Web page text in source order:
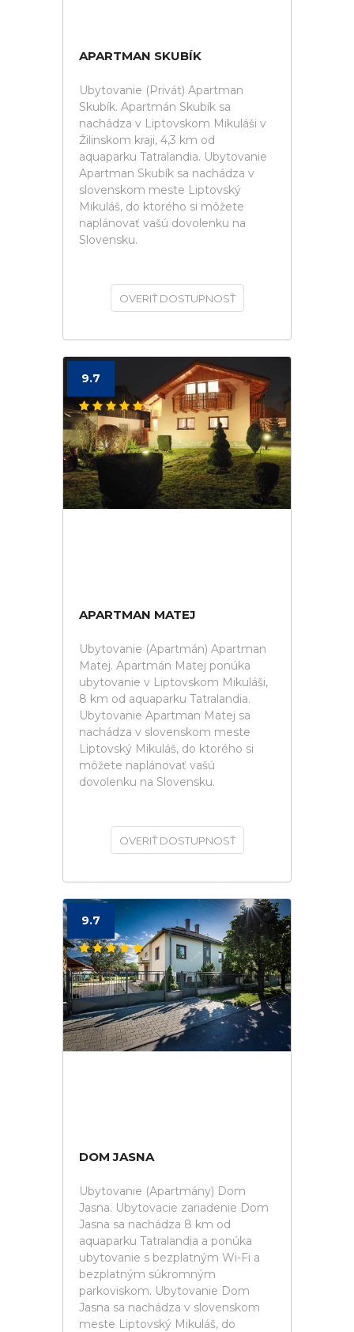
APARTMAN SKUBÍK
Ubytovanie (Privát) Apartman
Skubík. Apartmán Skubík sa
nachádza v Liptovskom Mikuláši v
Žilinskom kraji, 4,3 km od
aquaparku Tatralandia. Ubytovanie
Apartman Skubík sa nachádza v
slovenskom meste Liptovský
Mikuláš, do ktorého si môžete
naplánovať vašú dovolenku na
Slovensku.
OVERIŤ DOSTUPNOSŤ
9.7
APARTMAN MATEJ
Ubytovanie (Apartmán) Apartman
Matej. Apartmán Matej ponúka
ubytovanie v Liptovskom Mikuláši,
8 km od aquaparku Tatralandia.
Ubytovanie Apartman Matej sa
nachádza v slovenskom meste
Liptovský Mikuláš, do ktorého si
môžete naplánovať vašú
dovolenku na Slovensku.
OVERIŤ DOSTUPNOSŤ
9.7
DOM JASNA
Ubytovanie (Apartmány) Dom
Jasna. Ubytovacie zariadenie Dom
Jasna sa nachádza 8 km od
aquaparku Tatralandia a ponúka
ubytovanie s bezplatným Wi-Fi a
bezplatným súkromným
parkoviskom. Ubytovanie Dom
Jasna sa nachádza v slovenskom
meste Liptovský Mikuláš, do